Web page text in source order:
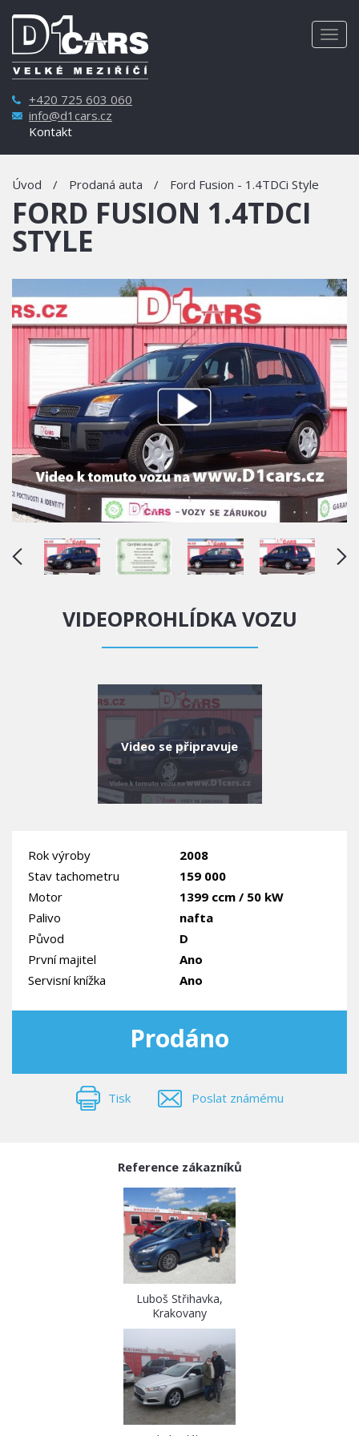
+420 725 603 060
info@d1cars.cz
Kontakt
Úvod / Prodaná auta / Ford Fusion - 1.4TDCi Style
FORD FUSION 1.4TDCI
STYLE
VIDEOPROHLÍDKA VOZU
Video se připravuje
Rok výroby
2008
Stav tachometru
159 000
Motor
1399 ccm / 50 kW
Palivo
nafta
Původ
D
První majitel
Ano
Servisní knížka
Ano
Prodáno
Tisk Poslat známému
Reference zákazníků
Luboš Střihavka,
Krakovany